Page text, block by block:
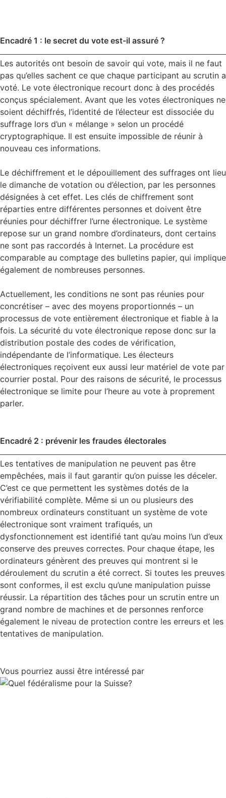
Encadré 1 : le secret du vote est-il assuré ?
Les autorités ont besoin de savoir qui vote, mais il ne faut
pas qu’elles sachent ce que chaque participant au scrutin a
voté. Le vote électronique recourt donc à des procédés
conçus spécialement. Avant que les votes électroniques ne
soient déchiffrés, l’identité de l’électeur est dissociée du
suffrage lors d’un « mélange » selon un procédé
cryptographique. Il est ensuite impossible de réunir à
nouveau ces informations.
Le déchiffrement et le dépouillement des suffrages ont lieu
le dimanche de votation ou d’élection, par les personnes
désignées à cet effet. Les clés de chiffrement sont
réparties entre différentes personnes et doivent être
réunies pour déchiffrer l’urne électronique. Le système
repose sur un grand nombre d’ordinateurs, dont certains
ne sont pas raccordés à Internet. La procédure est
comparable au comptage des bulletins papier, qui implique
également de nombreuses personnes.
Actuellement, les conditions ne sont pas réunies pour
concrétiser – avec des moyens proportionnés – un
processus de vote entièrement électronique et fiable à la
fois. La sécurité du vote électronique repose donc sur la
distribution postale des codes de vérification,
indépendante de l’informatique. Les électeurs
électroniques reçoivent eux aussi leur matériel de vote par
courrier postal. Pour des raisons de sécurité, le processus
électronique se limite pour l’heure au vote à proprement
parler.
Encadré 2 : prévenir les fraudes électorales
Les tentatives de manipulation ne peuvent pas être
empêchées, mais il faut garantir qu’on puisse les déceler.
C’est ce que permettent les systèmes dotés de la
vérifiabilité complète. Même si un ou plusieurs des
nombreux ordinateurs constituant un système de vote
électronique sont vraiment trafiqués, un
dysfonctionnement est identifié tant qu’au moins l’un d’eux
conserve des preuves correctes. Pour chaque étape, les
ordinateurs génèrent des preuves qui montrent si le
déroulement du scrutin a été correct. Si toutes les preuves
sont conformes, il est exclu qu’une manipulation puisse
réussir. La répartition des tâches pour un scrutin entre un
grand nombre de machines et de personnes renforce
également le niveau de protection contre les erreurs et les
tentatives de manipulation.
Vous pourriez aussi être intéressé par